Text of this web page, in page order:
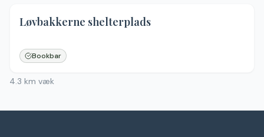
Løvbakkerne shelterplads
Bookbar
4.3 km væk